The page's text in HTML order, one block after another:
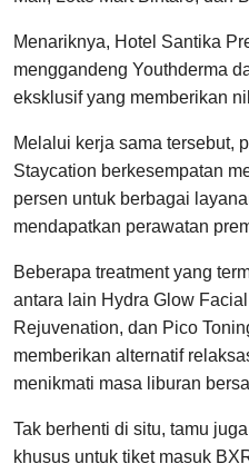
Menariknya, Hotel Santika
menggandeng Youthderma
eksklusif yang memberikan
Melalui kerja sama tersebut,
Staycation berkesempatan
persen untuk berbagai
mendapatkan perawatan
Beberapa treatment yang
antara lain Hydra Glow
Rejuvenation, dan Pico
memberikan alternatif
menikmati masa liburan
Tak berhenti di situ, tamu
khusus untuk tiket masuk